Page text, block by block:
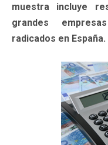
muestra incluye
grandes
radicados en España.